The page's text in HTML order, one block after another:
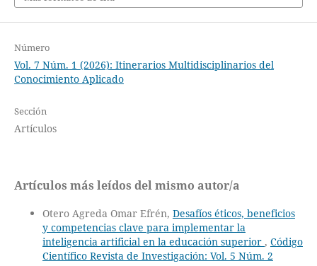
Número
Vol. 7 Núm. 1 (2026): Itinerarios Multidisciplinarios del
Conocimiento Aplicado
Sección
Artículos
Artículos más leídos del mismo autor/a
Otero Agreda Omar Efrén, Desafíos éticos, beneficios
y competencias clave para implementar la
inteligencia artificial en la educación superior , Código
Científico Revista de Investigación: Vol. 5 Núm. 2